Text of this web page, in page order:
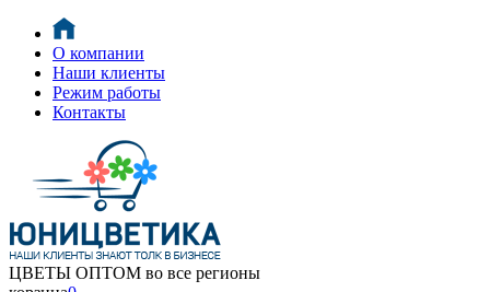
О компании
Наши клиенты
Режим работы
Контакты
ЦВЕТЫ ОПТОМ во все регионы